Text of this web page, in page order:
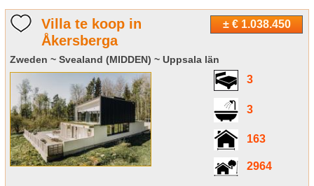
± € 1.038.450
Villa te koop in
Åkersberga
Zweden ~ Svealand (MIDDEN) ~ Uppsala län
3
3
163
2964